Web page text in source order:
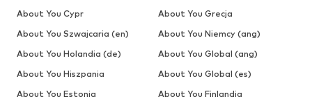
About You Cypr
About You Grecja
About You Szwajcaria (en)
About You Niemcy (ang)
About You Holandia (de)
About You Global (ang)
About You Hiszpania
About You Global (es)
About You Estonia
About You Finlandia